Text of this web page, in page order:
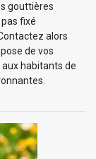
gouttières
fixé
alors
de vos
habitants de